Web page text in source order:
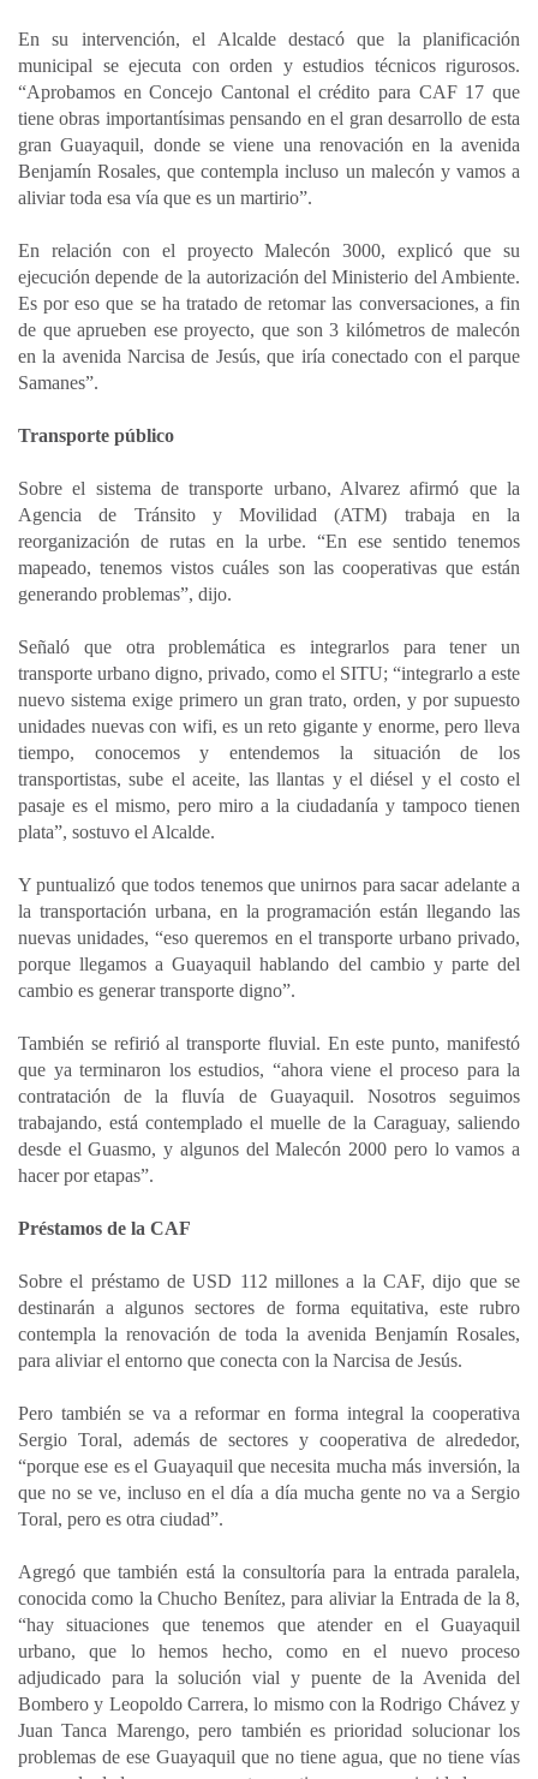
En su intervención, el Alcalde destacó que la planificación
municipal se ejecuta con orden y estudios técnicos rigurosos.
“Aprobamos en Concejo Cantonal el crédito para CAF 17 que
tiene obras importantísimas pensando en el gran desarrollo de esta
gran Guayaquil, donde se viene una renovación en la avenida
Benjamín Rosales, que contempla incluso un malecón y vamos a
aliviar toda esa vía que es un martirio”.
En relación con el proyecto Malecón 3000, explicó que su
ejecución depende de la autorización del Ministerio del Ambiente.
Es por eso que se ha tratado de retomar las conversaciones, a fin
de que aprueben ese proyecto, que son 3 kilómetros de malecón
en la avenida Narcisa de Jesús, que iría conectado con el parque
Samanes”.
Transporte público
Sobre el sistema de transporte urbano, Alvarez afirmó que la
Agencia de Tránsito y Movilidad (ATM) trabaja en la
reorganización de rutas en la urbe. “En ese sentido tenemos
mapeado, tenemos vistos cuáles son las cooperativas que están
generando problemas”, dijo.
Señaló que otra problemática es integrarlos para tener un
transporte urbano digno, privado, como el SITU; “integrarlo a este
nuevo sistema exige primero un gran trato, orden, y por supuesto
unidades nuevas con wifi, es un reto gigante y enorme, pero lleva
tiempo, conocemos y entendemos la situación de los
transportistas, sube el aceite, las llantas y el diésel y el costo el
pasaje es el mismo, pero miro a la ciudadanía y tampoco tienen
plata”, sostuvo el Alcalde.
Y puntualizó que todos tenemos que unirnos para sacar adelante a
la transportación urbana, en la programación están llegando las
nuevas unidades, “eso queremos en el transporte urbano privado,
porque llegamos a Guayaquil hablando del cambio y parte del
cambio es generar transporte digno”.
También se refirió al transporte fluvial. En este punto, manifestó
que ya terminaron los estudios, “ahora viene el proceso para la
contratación de la fluvía de Guayaquil. Nosotros seguimos
trabajando, está contemplado el muelle de la Caraguay, saliendo
desde el Guasmo, y algunos del Malecón 2000 pero lo vamos a
hacer por etapas”.
Préstamos de la CAF
Sobre el préstamo de USD 112 millones a la CAF, dijo que se
destinarán a algunos sectores de forma equitativa, este rubro
contempla la renovación de toda la avenida Benjamín Rosales,
para aliviar el entorno que conecta con la Narcisa de Jesús.
Pero también se va a reformar en forma integral la cooperativa
Sergio Toral, además de sectores y cooperativa de alrededor,
“porque ese es el Guayaquil que necesita mucha más inversión, la
que no se ve, incluso en el día a día mucha gente no va a Sergio
Toral, pero es otra ciudad”.
Agregó que también está la consultoría para la entrada paralela,
conocida como la Chucho Benítez, para aliviar la Entrada de la 8,
“hay situaciones que tenemos que atender en el Guayaquil
urbano, que lo hemos hecho, como en el nuevo proceso
adjudicado para la solución vial y puente de la Avenida del
Bombero y Leopoldo Carrera, lo mismo con la Rodrigo Chávez y
Juan Tanca Marengo, pero también es prioridad solucionar los
problemas de ese Guayaquil que no tiene agua, que no tiene vías